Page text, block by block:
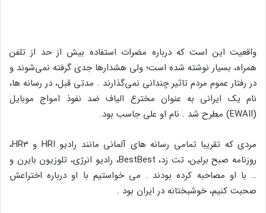
واقعیت این است که درباره مضرات استفاده بیش از حد از تلفن
همراه، بسیار نوشته شده است؛ ولی هشدارها جدی گرفته نمی‌شوند و
در رفتار عموم مردم تاثیر چندانی نمی‌گذارند . مدتی قبل، در رسانه ها،
نام یک ایرانی به عنوان مخترع الیاف ضد نفوذ امواج موبایل
(EWAII) مطرح شد . نام او علی جاسب بود.
مردی که تقریبا تمامی رسانه های آلمانی مانند رادیو HRI و HR3،
روزنامه صبح برلین، تت زد، BestBest، رادیو انرژی، تلوزیون بایرن و
… با او مصاحبه کرده بودند . می خواستیم با او درباره اختراعش
صحبت کنیم، خوشبختانه در ایران بود .